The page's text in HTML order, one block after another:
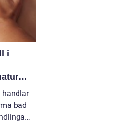
i
handlar
bad